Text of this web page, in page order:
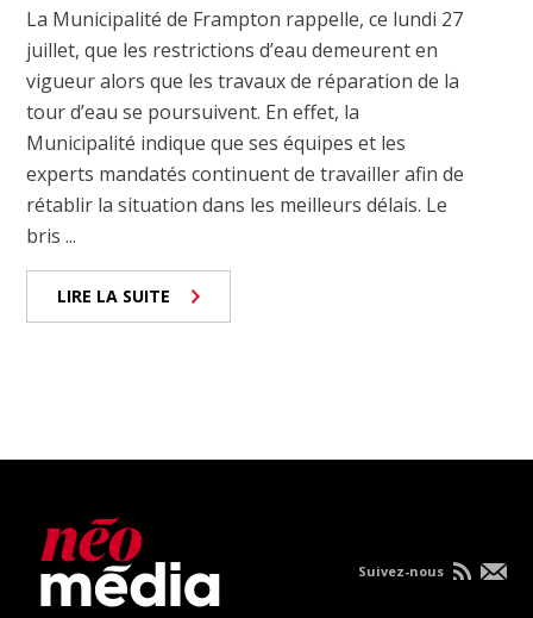
La Municipalité de Frampton rappelle, ce lundi 27
juillet, que les restrictions d’eau demeurent en
vigueur alors que les travaux de réparation de la
tour d’eau se poursuivent. En effet, la
Municipalité indique que ses équipes et les
experts mandatés continuent de travailler afin de
rétablir la situation dans les meilleurs délais. Le
bris ...
LIRE LA SUITE
Suivez-nous